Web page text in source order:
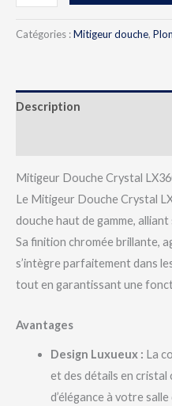
Catégories :Mitigeur douche,
Description
Mitigeur Douche Crystal
Le Mitigeur Douche Crystal
douche haut de gamme,
Sa finition chromée brillante,
s’intègre parfaitement dans
tout en garantissant une
Avantages
Design Luxueux : La
et des détails en
d’élégance à votre salle